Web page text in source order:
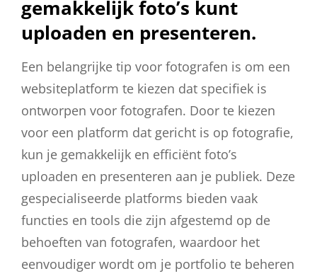
gemakkelijk foto’s kunt
uploaden en presenteren.
Een belangrijke tip voor fotografen is om een
websiteplatform te kiezen dat specifiek is
ontworpen voor fotografen. Door te kiezen
voor een platform dat gericht is op fotografie,
kun je gemakkelijk en efficiënt foto’s
uploaden en presenteren aan je publiek. Deze
gespecialiseerde platforms bieden vaak
functies en tools die zijn afgestemd op de
behoeften van fotografen, waardoor het
eenvoudiger wordt om je portfolio te beheren